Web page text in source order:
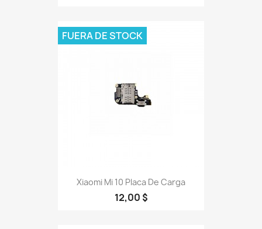
Xiaomi Mi 10 Placa De Carga
12,00 $
FUERA DE STOCK